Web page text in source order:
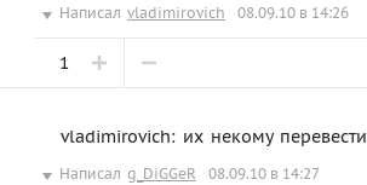
Написал vladimirovich 08.09.10 в 14:26
1
vladimirovich: их некому перевести
Написал g_DiGGeR 08.09.10 в 14:27